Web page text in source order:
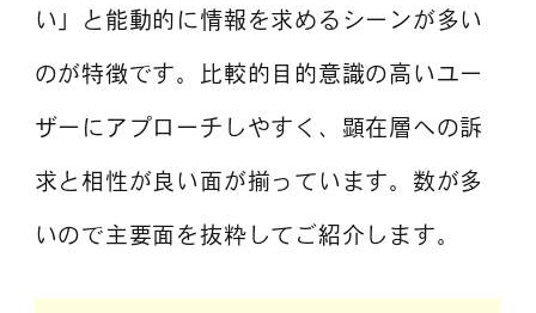
い」と能動的に情報を求めるシーンが多い
のが特徴です。比較的目的意識の高いユー
ザーにアプローチしやすく、顕在層への訴
求と相性が良い面が揃っています。数が多
いので主要面を抜粋してご紹介します。